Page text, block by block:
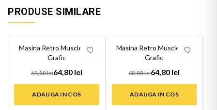
PRODUSE SIMILARE
%
Masina Retro Muscle Car
Grafic
68,88 lei64,80 lei
ADAUGA IN COS
%
Masina Retro Muscle Car
Grafic
68,88 lei64,80 lei
ADAUGA IN COS